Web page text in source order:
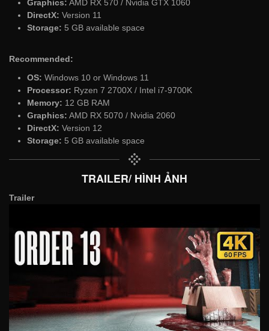
Graphics: AMD RX 570 / Nvidia GTX 1060
DirectX: Version 11
Storage: 5 GB available space
Recommended:
OS: Windows 10 or Windows 11
Processor: Ryzen 7 2700X / Intel i7-9700K
Memory: 12 GB RAM
Graphics: AMD RX 5070 / Nvidia 2060
DirectX: Version 12
Storage: 5 GB available space
TRAILER/ HÌNH ẢNH
Trailer